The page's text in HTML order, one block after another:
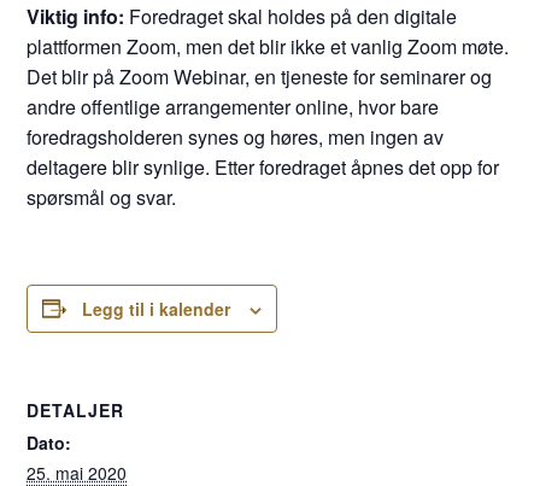
Viktig info: Foredraget skal holdes på den digitale
plattformen Zoom, men det blir ikke et vanlig Zoom møte.
Det blir på Zoom Webinar, en tjeneste for seminarer og
andre offentlige arrangementer online, hvor bare
foredragsholderen synes og høres, men ingen av
deltagere blir synlige. Etter foredraget åpnes det opp for
spørsmål og svar.
Legg til i kalender
DETALJER
Dato:
25. mai 2020